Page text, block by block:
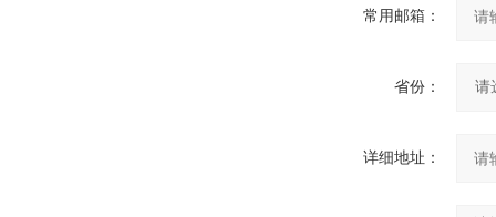
常用邮箱：
省份：
详细地址：